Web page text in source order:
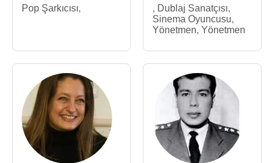
Pop Şarkıcısı, , Dublaj Sanatçısı,
Sinema Oyuncusu,
Yönetmen, Yönetmen